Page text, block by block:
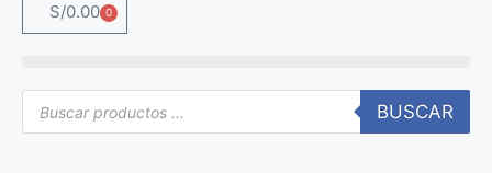
S/0.00 0
BUSCAR